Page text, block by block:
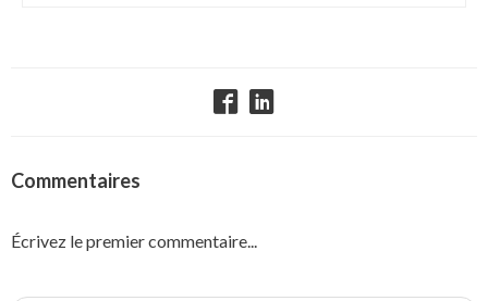
Commentaires
Écrivez le premier commentaire...